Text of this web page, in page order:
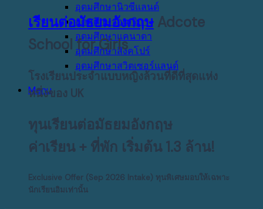
อุดมศึกษานิวซีแลนด์
อุดมศึกษาอเมริกา
อุดมศึกษาแคนาดา
อุดมศึกษาสิงคโปร์
อุดมศึกษาสวิตเซอร์แลนด์
Menu
เรียนต่อมัธยมอังกฤษ Adcote
School for Girls
โรงเรียนประจำแบบหญิงล้วนที่ดีที่สุดแห่ง
หนึ่งของ UK
ทุนเรียนต่อมัธยมอังกฤษ
ค่าเรียน + ที่พัก เริ่มต้น 1.3 ล้าน!
Exclusive Offer (Sep 2026 Intake) ทุนพิเศษมอบให้เฉพาะ
นักเรียนอิมเท่านั้น